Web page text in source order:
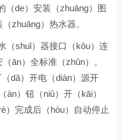
（de）安装（zhuāng）图
zhuāng）热水器。
（shuǐ）器接口（kǒu）连
ān）全标准（zhǔn）。
dǎ）开电（diàn）源开
àn）钮（niǔ）开（kāi）
）完成后（hòu）自动停止